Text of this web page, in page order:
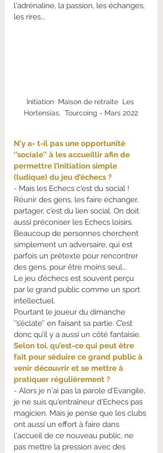
l'adrénaline, la passion, les échanges,
les rires...
Initiation  Maison de retraite  Les
Hortensias,  Tourcoing - Mars 2022
N'y a- t-il pas une opportunité
‘’sociale’’ à les accueillir afin de
permettre l’initiation simple
(ludique) du jeu d’échecs ?
- Mais les Echecs c'est du social !
Réunir des gens, les faire échanger,
partager, c'est du lien social. On doit
aussi préconiser les Echecs loisirs.
Beaucoup de personnes cherchent
simplement un adversaire, qui est
parfois un prétexte pour rencontrer
des gens, pour être moins seul...
Le jeu d’échecs est souvent perçu
par le grand public comme un sport
intellectuel.
Pourtant le joueur du dimanche
‘’s’éclate’’ en faisant sa partie. C’est
donc qu’il y a aussi un côté fantaisie.
Selon toi, qu’est-ce qui peut être
fait pour séduire ce grand public à
venir découvrir et se mettre à
pratiquer régulièrement ?
- Alors je n'ai pas la parole d'Evangile,
je ne suis qu'entraîneur d'Echecs pas
magicien. Mais je pense que les clubs
ont aussi un effort à faire dans
l'accueil de ce nouveau public, ne
pas mettre la pression avec des